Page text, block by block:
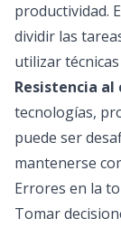
productividad.
dividir las
utilizar
Resistencia al
tecnologías,
puede ser
mantenerse
Errores en la
Tomar